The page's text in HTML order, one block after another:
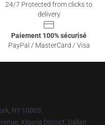
24/7 Protected from clicks to
delivery
Paiement 100% sécurisé
PayPal / MasterCard / Visa
NY 10003
Xigang District, Dalian